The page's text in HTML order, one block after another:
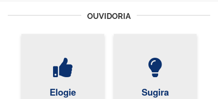
OUVIDORIA
Elogie Sugira